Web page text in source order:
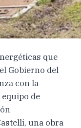
que
Gobierno del
con la
de
una obra